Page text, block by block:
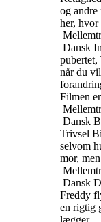
og
her, hvor
Dansk
pubertet,
når du
Filmen
Dansk
Trivsel
selvom
mor,
Dansk
Freddy
en rigtig
lægger..